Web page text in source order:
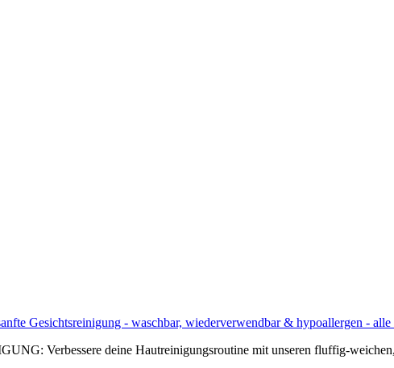
Gesichtsreinigung - waschbar, wiederverwendbar & hypoallergen -
Verbessere deine Hautreinigungsroutine mit unseren fluffig-weichen,